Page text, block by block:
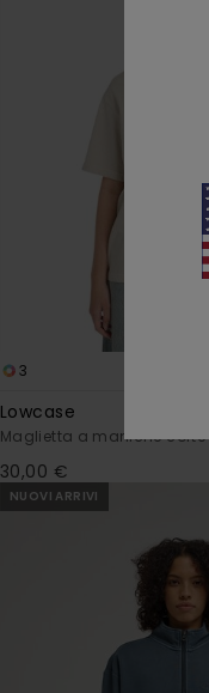
3
Lowcase
Maglietta a maniche corte
30,00 €
NUOVI ARRIVI